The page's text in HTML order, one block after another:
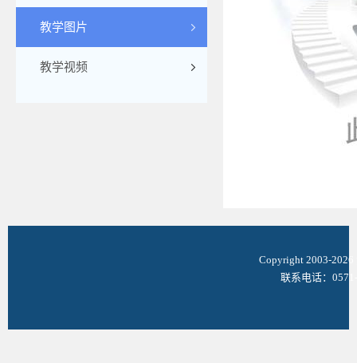
教学图片
教学视频
Copyright 2003-
联系电话：